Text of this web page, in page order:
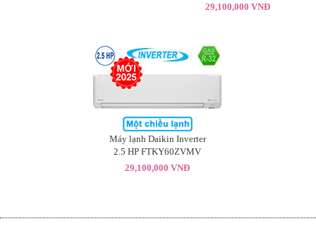
29,100,000 VNĐ
Máy lạnh Daikin Inverter
2.5 HP FTKY60ZVMV
29,100,000 VNĐ